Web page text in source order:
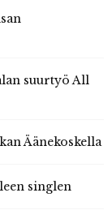
suurtyö All
Äänekoskella
singlen